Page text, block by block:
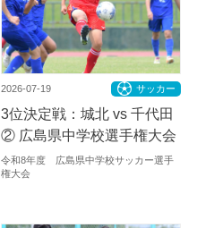
2026-07-19 サッカー
3位決定戦：城北 vs 千代田
② 広島県中学校選手権大会
令和8年度 広島県中学校サッカー選手
権大会